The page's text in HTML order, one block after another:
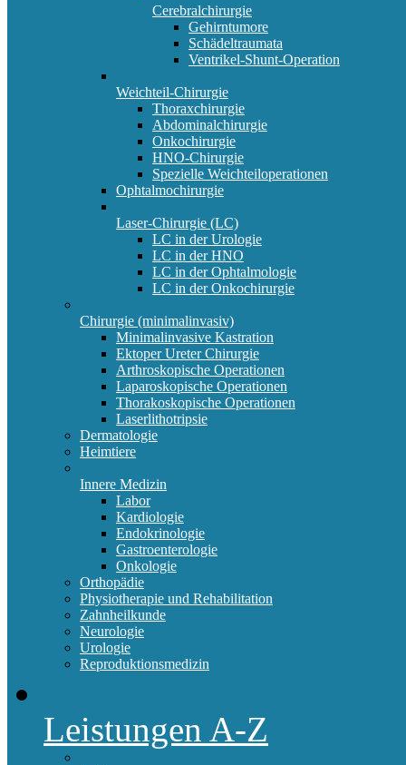
Cerebralchirurgie
Gehirntumore
Schädeltraumata
Ventrikel-Shunt-Operation
Weichteil-Chirurgie
Thoraxchirurgie
Abdominalchirurgie
Onkochirurgie
HNO-Chirurgie
Spezielle Weichteiloperationen
Ophtalmochirurgie
Laser-Chirurgie (LC)
LC in der Urologie
LC in der HNO
LC in der Ophtalmologie
LC in der Onkochirurgie
Chirurgie (minimalinvasiv)
Minimalinvasive Kastration
Ektoper Ureter Chirurgie
Arthroskopische Operationen
Laparoskopische Operationen
Thorakoskopische Operationen
Laserlithotripsie
Dermatologie
Heimtiere
Innere Medizin
Labor
Kardiologie
Endokrinologie
Gastroenterologie
Onkologie
Orthopädie
Physiotherapie und Rehabilitation
Zahnheilkunde
Neurologie
Urologie
Reproduktionsmedizin
Leistungen A-Z